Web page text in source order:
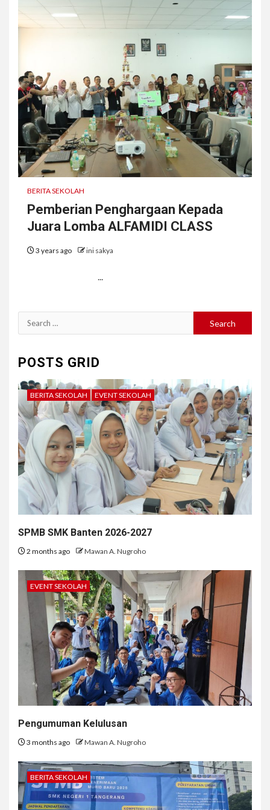
BERITA SEKOLAH
Pemberian Penghargaan Kepada
Juara Lomba ALFAMIDI CLASS
3 years ago ini sakya
...
Search
for:
POSTS GRID
BERITA SEKOLAH EVENT SEKOLAH
SPMB SMK Banten 2026-2027
2 months ago Mawan A. Nugroho
EVENT SEKOLAH
Pengumuman Kelulusan
3 months ago Mawan A. Nugroho
BERITA SEKOLAH